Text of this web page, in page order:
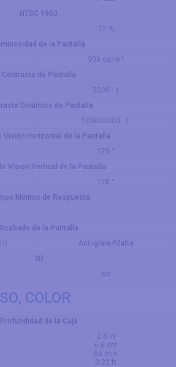
NTSC 1953
72 %
de la Pantalla
300 cd/m²
Contraste de Pantalla
3000 : 1
Dinámico de Pantalla
100000000 : 1
Visión Horizontal de la Pantalla
178 °
Visión Vertical de la Pantalla
178 °
Mínimo de Respuesta
Acabado de la Pantalla
Anti-glare/Matte
3D
No
COLOR
Profundidad de la Caja
2.6 in
6.6 cm
66 mm
0.22 ft